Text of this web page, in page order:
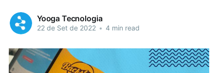
Yooga Tecnologia
22 de Set de 2022 • 4 min read